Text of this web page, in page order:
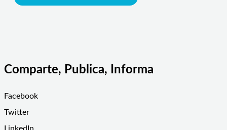
Comparte, Publica, Informa
Facebook
Twitter